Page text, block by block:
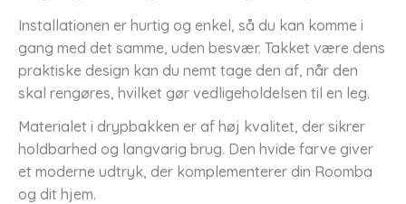
Installationen er hurtig og enkel, så du kan komme i
gang med det samme, uden besvær. Takket være dens
praktiske design kan du nemt tage den af, når den
skal rengøres, hvilket gør vedligeholdelsen til en leg.
Materialet i drypbakken er af høj kvalitet, der sikrer
holdbarhed og langvarig brug. Den hvide farve giver
et moderne udtryk, der komplementerer din Roomba
og dit hjem.